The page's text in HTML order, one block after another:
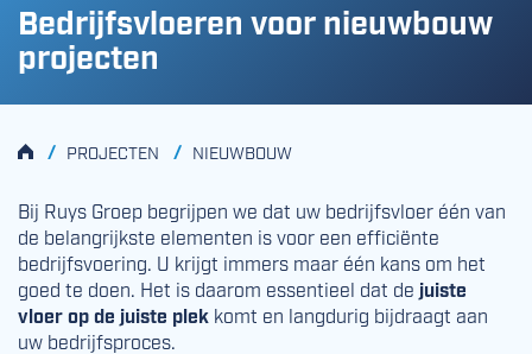
Bedrijfsvloeren voor nieuwbouw
projecten
HOMEPROJECTEN
/ NIEUWBOUW
/
Bij Ruys Groep begrijpen we dat uw bedrijfsvloer één van
de belangrijkste elementen is voor een efficiënte
bedrijfsvoering. U krijgt immers maar één kans om het
goed te doen. Het is daarom essentieel dat de juiste
vloer op de juiste plek komt en langdurig bijdraagt aan
uw bedrijfsproces.